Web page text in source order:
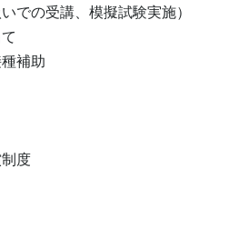
での受講、模擬試験実施）
補助
度